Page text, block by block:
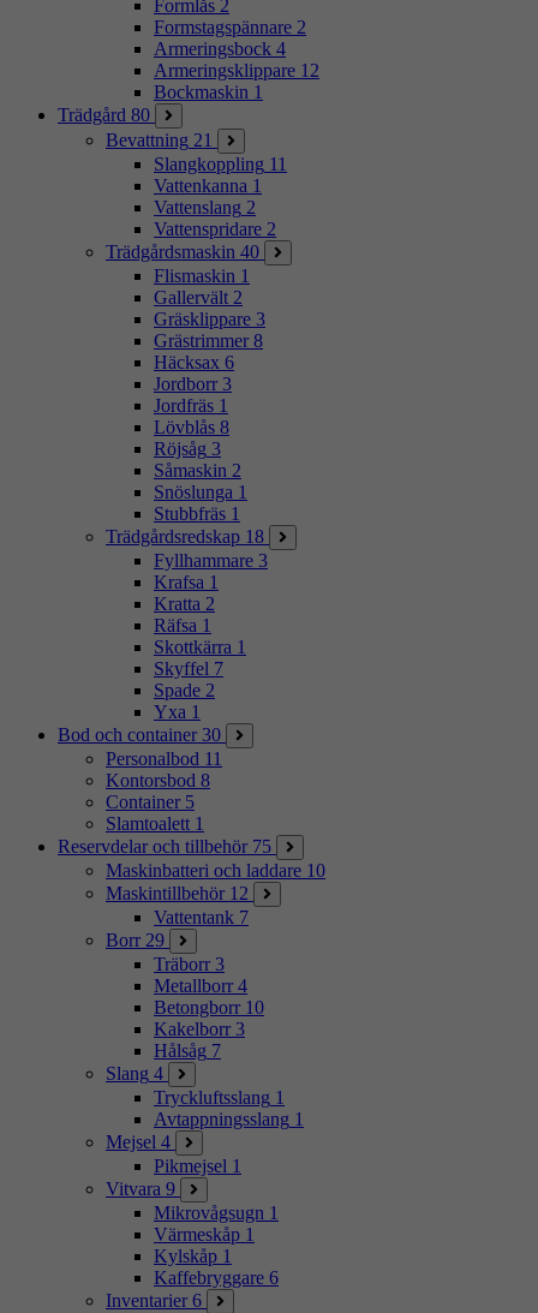
Formlås 2
Formstagspännare 2
Armeringsbock 4
Armeringsklippare 12
Bockmaskin 1
Trädgård 80
Bevattning 21
Slangkoppling 11
Vattenkanna 1
Vattenslang 2
Vattenspridare 2
Trädgårdsmaskin 40
Flismaskin 1
Gallervält 2
Gräsklippare 3
Grästrimmer 8
Häcksax 6
Jordborr 3
Jordfräs 1
Lövblås 8
Röjsåg 3
Såmaskin 2
Snöslunga 1
Stubbfräs 1
Trädgårdsredskap 18
Fyllhammare 3
Krafsa 1
Kratta 2
Räfsa 1
Skottkärra 1
Skyffel 7
Spade 2
Yxa 1
Bod och container 30
Personalbod 11
Kontorsbod 8
Container 5
Slamtoalett 1
Reservdelar och tillbehör 75
Maskinbatteri och laddare 10
Maskintillbehör 12
Vattentank 7
Borr 29
Träborr 3
Metallborr 4
Betongborr 10
Kakelborr 3
Hålsåg 7
Slang 4
Tryckluftsslang 1
Avtappningsslang 1
Mejsel 4
Pikmejsel 1
Vitvara 9
Mikrovågsugn 1
Värmeskåp 1
Kylskåp 1
Kaffebryggare 6
Inventarier 6